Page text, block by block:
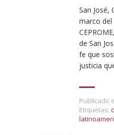
San José,
marco del
de San
fe que
justicia
Publicado
Etiquetas: